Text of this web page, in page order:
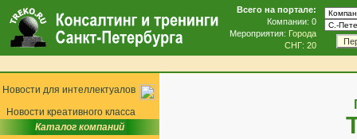
Всего на портале:
Компании: 0
Мероприятия: Города
СНГ: 20
Новости для интеллектуалов
Новости креативного класса
Каталог компаний